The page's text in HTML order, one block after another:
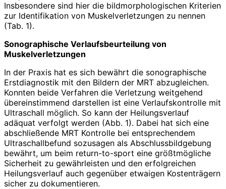
Insbesondere sind hier die bildmorphologischen Kriterien
zur Identifikation von Muskelverletzungen zu nennen
(Tab. 1).
Sonographische Verlaufsbeurteilung von
Muskelverletzungen
In der Praxis hat es sich bewährt die sonographische
Erstdiagnostik mit den Bildern der MRT abzugleichen.
Konnten beide Verfahren die Verletzung weitgehend
übereinstimmend darstellen ist eine Verlaufskontrolle mit
Ultraschall möglich. So kann der Heilungsverlauf
adäquat verfolgt werden (Abb. 1). Dabei hat sich eine
abschließende MRT Kontrolle bei entsprechendem
Ultraschallbefund sozusagen als Abschlussbildgebung
bewährt, um beim return-to-sport eine größtmögliche
Sicherheit zu gewährleisten und den erfolgreichen
Heilungsverlauf auch gegenüber etwaigen Kostenträgern
sicher zu dokumentieren.